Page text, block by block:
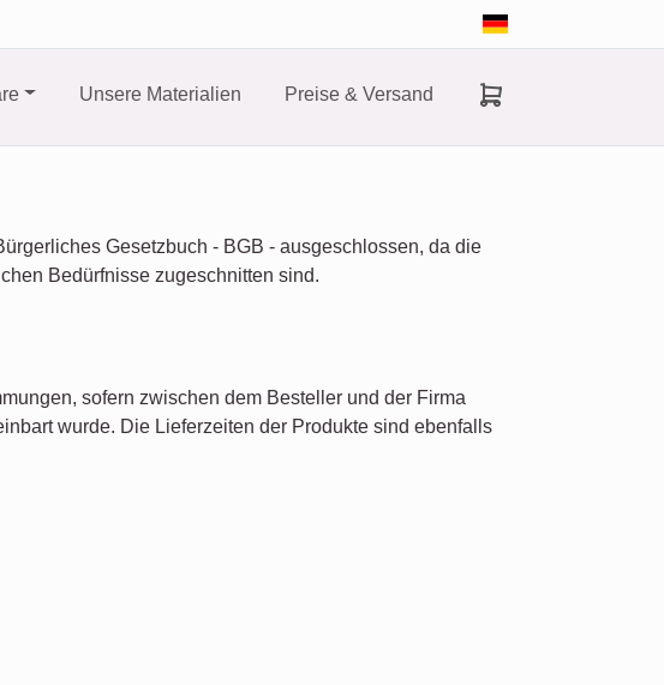
Unsere Materialien Preise & Versand
Gesetzbuch - BGB - ausgeschlossen, da die
Bedürfnisse zugeschnitten sind.
sofern zwischen dem Besteller und der Firma
wurde. Die Lieferzeiten der Produkte sind ebenfalls